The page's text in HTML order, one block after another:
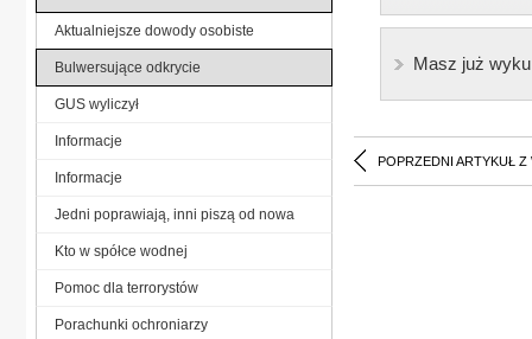
Masz już
POPRZEDNI ARTYKUŁ Z
Aktualniejsze dowody osobiste
Bulwersujące odkrycie
GUS wyliczył
Informacje
Informacje
Jedni poprawiają, inni piszą od nowa
Kto w spółce wodnej
Pomoc dla terrorystów
Porachunki ochroniarzy